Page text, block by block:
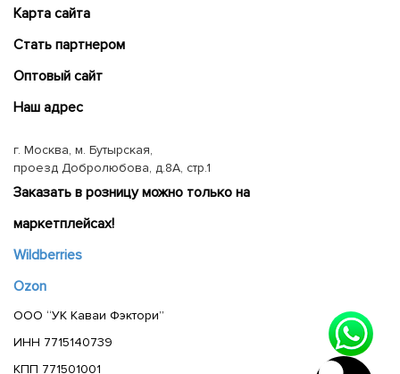
Карта сайта
Cтать партнером
Оптовый сайт
Наш адрес
г. Москва, м. Бутырская,
проезд Добролюбова, д.8А, стр.1
Заказать в розницу можно только на
маркетплейсах!
Wildberries
Ozon
ООО “УК Каваи Фэктори”
ИНН 7715140739
КПП 771501001